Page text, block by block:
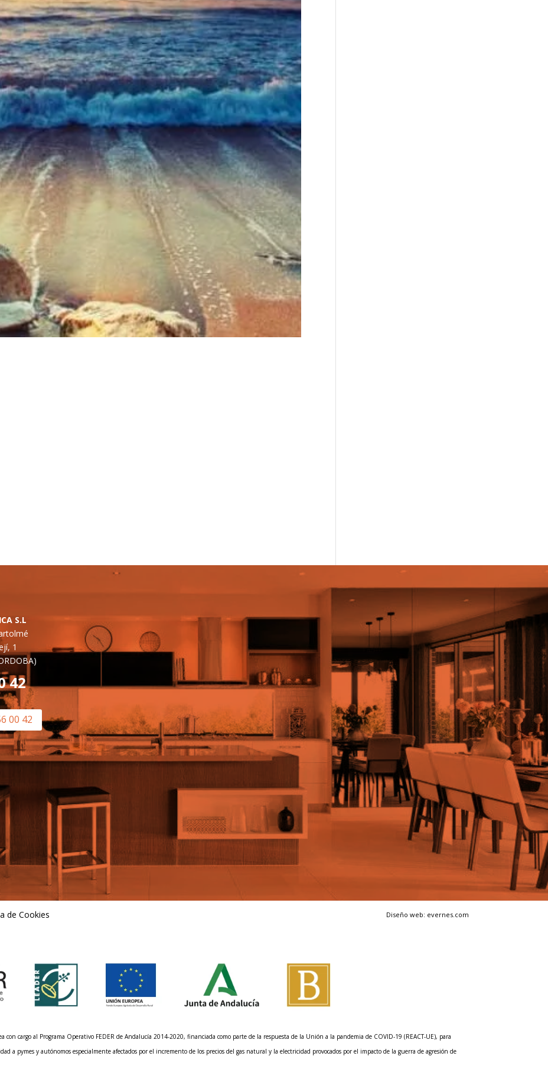
S.L
1
42
00 42
de Cookies Diseño web: evernes.com
con cargo al Programa Operativo FEDER de Andalucía 2014-2020, financiada como parte de la respuesta de la Unión a la pandemia de COVID-19 (REACT-UE), para
a pymes y autónomos especialmente afectados por el incremento de los precios del gas natural y la electricidad provocados por el impacto de la guerra de agresión de